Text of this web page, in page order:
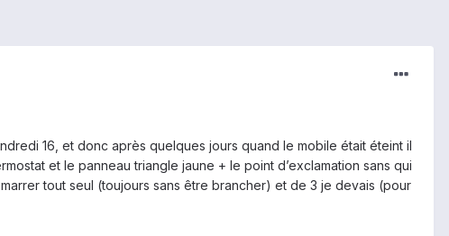
16, et donc après quelques jours quand le mobile était éteint il
et le panneau triangle jaune + le point d’exclamation sans qui
tout seul (toujours sans être brancher) et de 3 je devais (pour